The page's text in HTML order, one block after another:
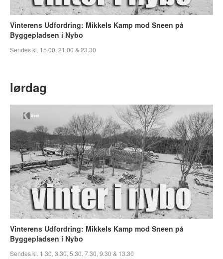
Vinterens Udfordring: Mikkels Kamp mod Sneen på
Byggepladsen i Nybo
Sendes kl. 15.00, 21.00 & 23.30
lørdag
Vinterens Udfordring: Mikkels Kamp mod Sneen på
Byggepladsen i Nybo
Sendes kl. 1.30, 3.30, 5.30, 7.30, 9.30 & 13.30